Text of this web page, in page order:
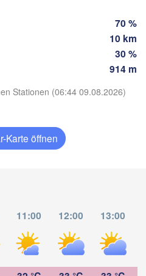
70 %
10 km
30 %
914 m
Stationen (06:44 09.08.2026)
Karte öffnen
11:00 12:00 13:00
So
Aug
Mo
10. Aug 11. Aug 12. Aug
:00 :00 16 :00 17
Tapachula